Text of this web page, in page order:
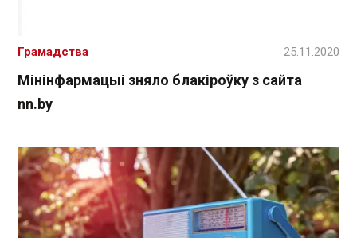
Мінінфармацыі зняло блакіроўку з сайта
nn.by
Грамадства 25.11.2020